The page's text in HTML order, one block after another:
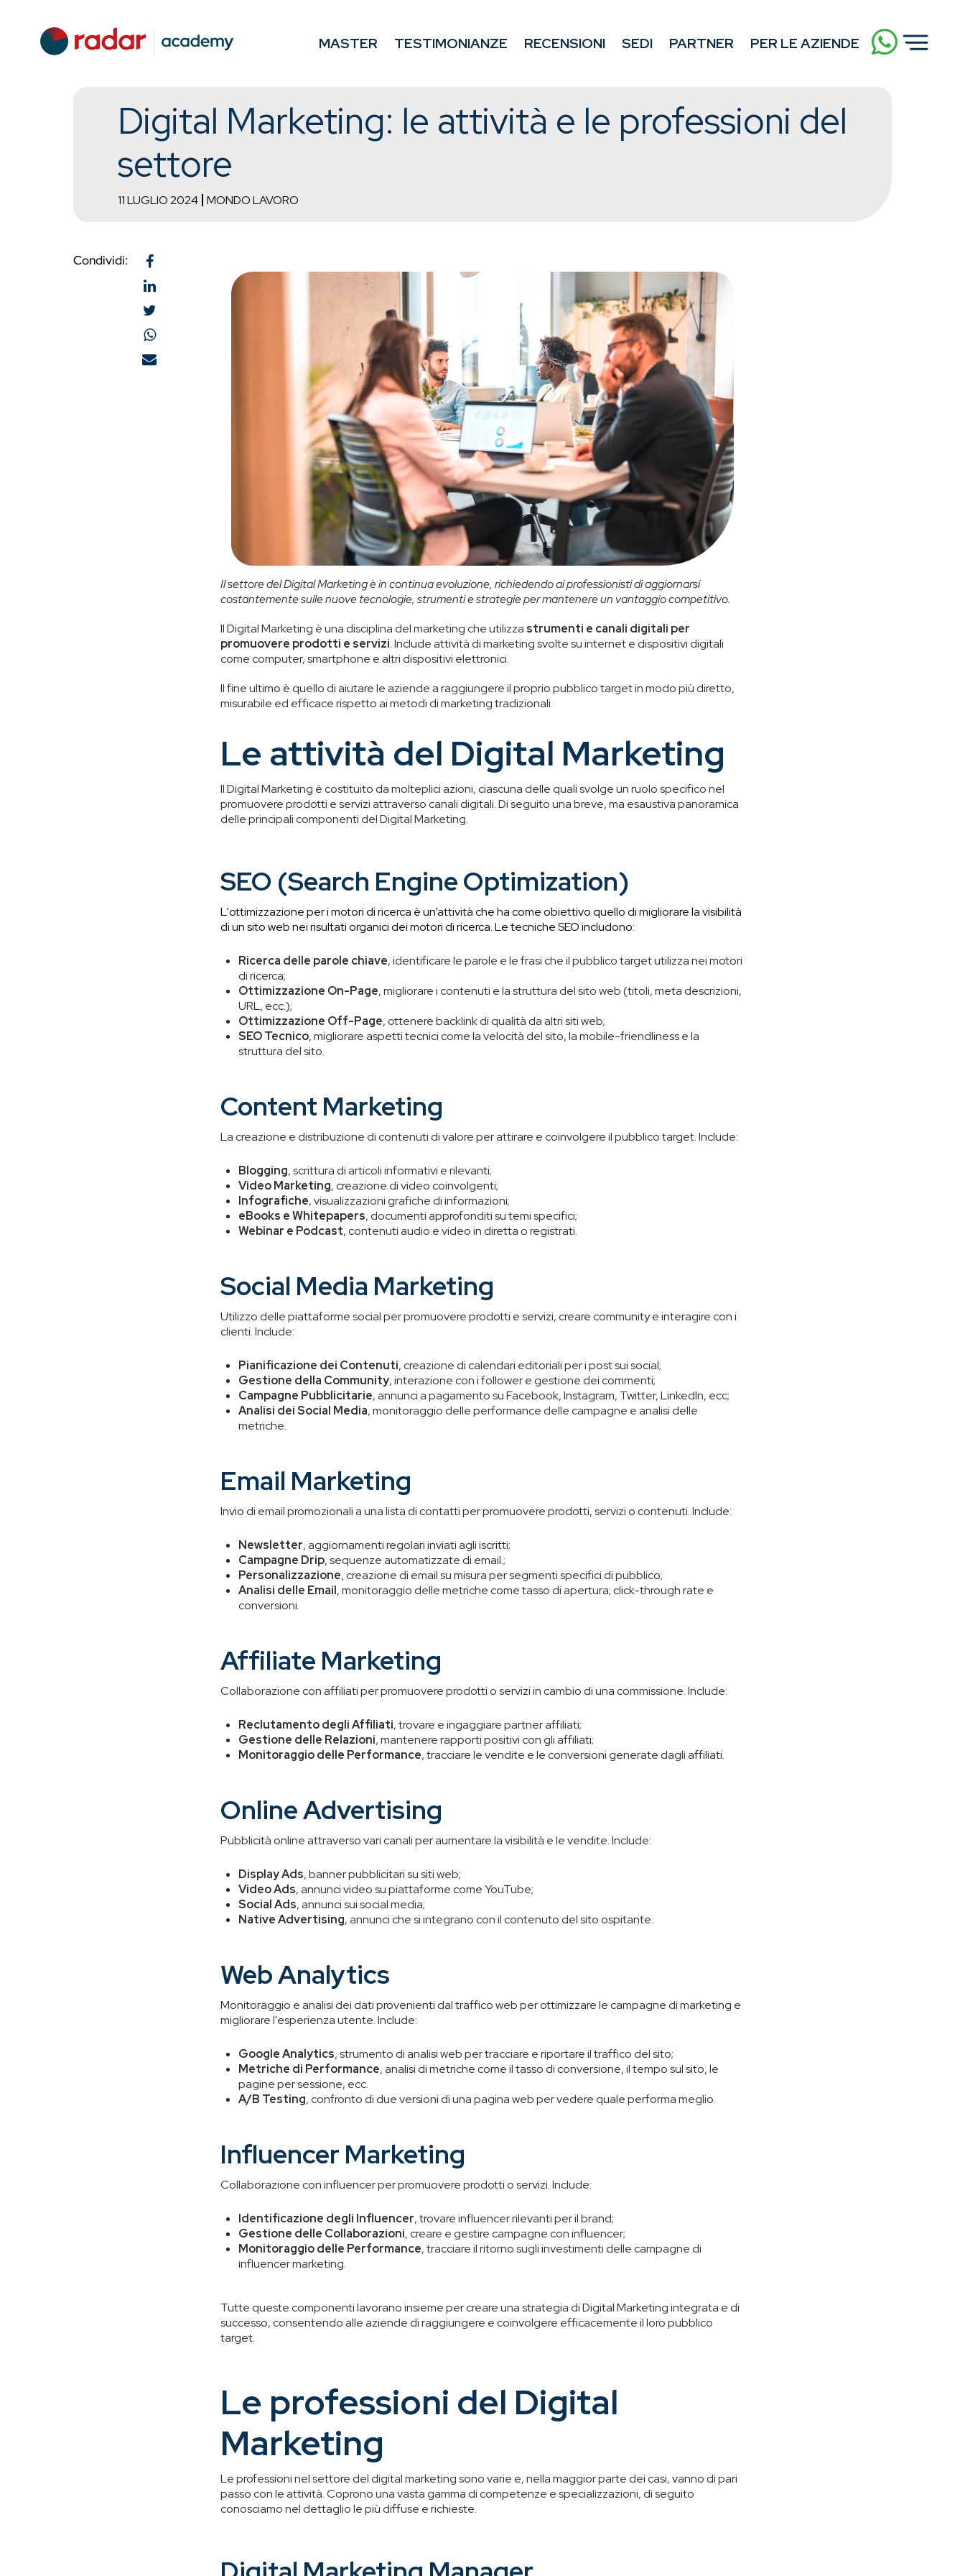
MASTER TESTIMONIANZE RECENSIONI SEDI PARTNER PER LE AZIENDE
Digital Marketing: le attività e le professioni del
settore
11 LUGLIO 2024 MONDO LAVORO
Il settore del Digital Marketing è in continua evoluzione, richiedendo ai professionisti di aggiornarsi
costantemente sulle nuove tecnologie, strumenti e strategie per mantenere un vantaggio competitivo.
Il Digital Marketing è una disciplina del marketing che utilizza strumenti e canali digitali per
promuovere prodotti e servizi. Include attività di marketing svolte su internet e dispositivi digitali
come computer, smartphone e altri dispositivi elettronici.
Il fine ultimo è quello di aiutare le aziende a raggiungere il proprio pubblico target in modo più diretto,
misurabile ed efficace rispetto ai metodi di marketing tradizionali.
Le attività del Digital Marketing
Il Digital Marketing è costituito da molteplici azioni, ciascuna delle quali svolge un ruolo specifico nel
promuovere prodotti e servizi attraverso canali digitali. Di seguito una breve, ma esaustiva panoramica
delle principali componenti del Digital Marketing.
SEO (Search Engine Optimization)
L'ottimizzazione per i motori di ricerca è un’attività che ha come obiettivo quello di migliorare la visibilità
di un sito web nei risultati organici dei motori di ricerca. Le tecniche SEO includono:
Ricerca delle parole chiave, identificare le parole e le frasi che il pubblico target utilizza nei motori
di ricerca;
Ottimizzazione On-Page, migliorare i contenuti e la struttura del sito web (titoli, meta descrizioni,
URL, ecc.);
Ottimizzazione Off-Page, ottenere backlink di qualità da altri siti web;
SEO Tecnico, migliorare aspetti tecnici come la velocità del sito, la mobile-friendliness e la
struttura del sito.
Content Marketing
La creazione e distribuzione di contenuti di valore per attirare e coinvolgere il pubblico target. Include:
Blogging, scrittura di articoli informativi e rilevanti;
Video Marketing, creazione di video coinvolgenti;
Infografiche, visualizzazioni grafiche di informazioni;
eBooks e Whitepapers, documenti approfonditi su temi specifici;
Webinar e Podcast, contenuti audio e video in diretta o registrati.
Social Media Marketing
Utilizzo delle piattaforme social per promuovere prodotti e servizi, creare community e interagire con i
clienti. Include:
Pianificazione dei Contenuti, creazione di calendari editoriali per i post sui social;
Gestione della Community, interazione con i follower e gestione dei commenti;
Campagne Pubblicitarie, annunci a pagamento su Facebook, Instagram, Twitter, LinkedIn, ecc;
Analisi dei Social Media, monitoraggio delle performance delle campagne e analisi delle
metriche.
Email Marketing
Invio di email promozionali a una lista di contatti per promuovere prodotti, servizi o contenuti. Include:
Newsletter, aggiornamenti regolari inviati agli iscritti;
Campagne Drip, sequenze automatizzate di email.;
Personalizzazione, creazione di email su misura per segmenti specifici di pubblico;
Analisi delle Email, monitoraggio delle metriche come tasso di apertura; click-through rate e
conversioni.
Affiliate Marketing
Collaborazione con affiliati per promuovere prodotti o servizi in cambio di una commissione. Include:
Reclutamento degli Affiliati, trovare e ingaggiare partner affiliati;
Gestione delle Relazioni, mantenere rapporti positivi con gli affiliati;
Monitoraggio delle Performance, tracciare le vendite e le conversioni generate dagli affiliati.
Online Advertising
Pubblicità online attraverso vari canali per aumentare la visibilità e le vendite. Include:
Display Ads, banner pubblicitari su siti web;
Video Ads, annunci video su piattaforme come YouTube;
Social Ads, annunci sui social media;
Native Advertising, annunci che si integrano con il contenuto del sito ospitante.
Web Analytics
Monitoraggio e analisi dei dati provenienti dal traffico web per ottimizzare le campagne di marketing e
migliorare l'esperienza utente. Include:
Google Analytics, strumento di analisi web per tracciare e riportare il traffico del sito;
Metriche di Performance, analisi di metriche come il tasso di conversione, il tempo sul sito, le
pagine per sessione, ecc.
A/B Testing, confronto di due versioni di una pagina web per vedere quale performa meglio.
Influencer Marketing
Collaborazione con influencer per promuovere prodotti o servizi. Include:
Identificazione degli Influencer, trovare influencer rilevanti per il brand;
Gestione delle Collaborazioni, creare e gestire campagne con influencer;
Monitoraggio delle Performance, tracciare il ritorno sugli investimenti delle campagne di
influencer marketing.
Tutte queste componenti lavorano insieme per creare una strategia di Digital Marketing integrata e di
successo, consentendo alle aziende di raggiungere e coinvolgere efficacemente il loro pubblico
target.
Le professioni del Digital
Marketing
Le professioni nel settore del digital marketing sono varie e, nella maggior parte dei casi, vanno di pari
passo con le attività. Coprono una vasta gamma di competenze e specializzazioni, di seguito
conosciamo nel dettaglio le più diffuse e richieste.
Condividi: